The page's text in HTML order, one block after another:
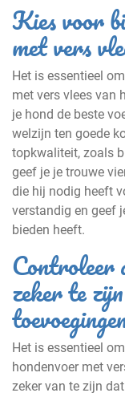
Kies voor
met vers
Het is essentieel
met vers vlees van
je hond de beste
welzijn ten goede
topkwaliteit, zoals
geef je je trouwe
die hij nodig heeft
verstandig en geef
bieden heeft.
Controleer
zeker te
Het is essentieel
hondenvoer met
zeker van te zijn